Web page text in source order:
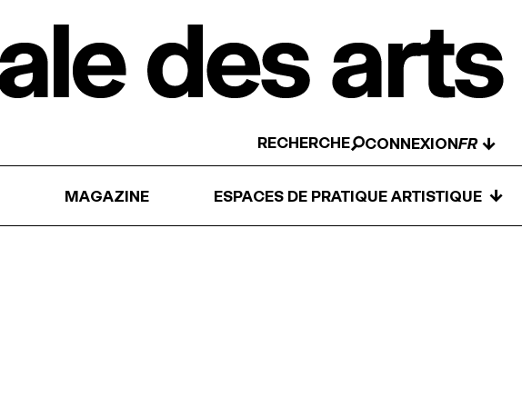
RECHERCHE CONNEXION ↓
MAGAZINE ESPACES DE PRATIQUE ARTISTIQUE ↓